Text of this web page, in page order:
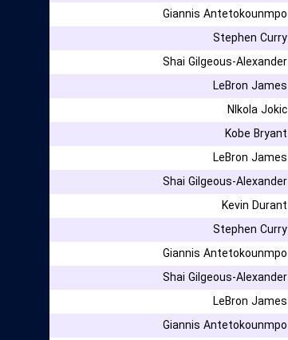
Giannis Antetokounmpo
Stephen Curry
Shai Gilgeous-Alexander
LeBron James
NIkola Jokic
Kobe Bryant
LeBron James
Shai Gilgeous-Alexander
Kevin Durant
Stephen Curry
Giannis Antetokounmpo
Shai Gilgeous-Alexander
LeBron James
Giannis Antetokounmpo